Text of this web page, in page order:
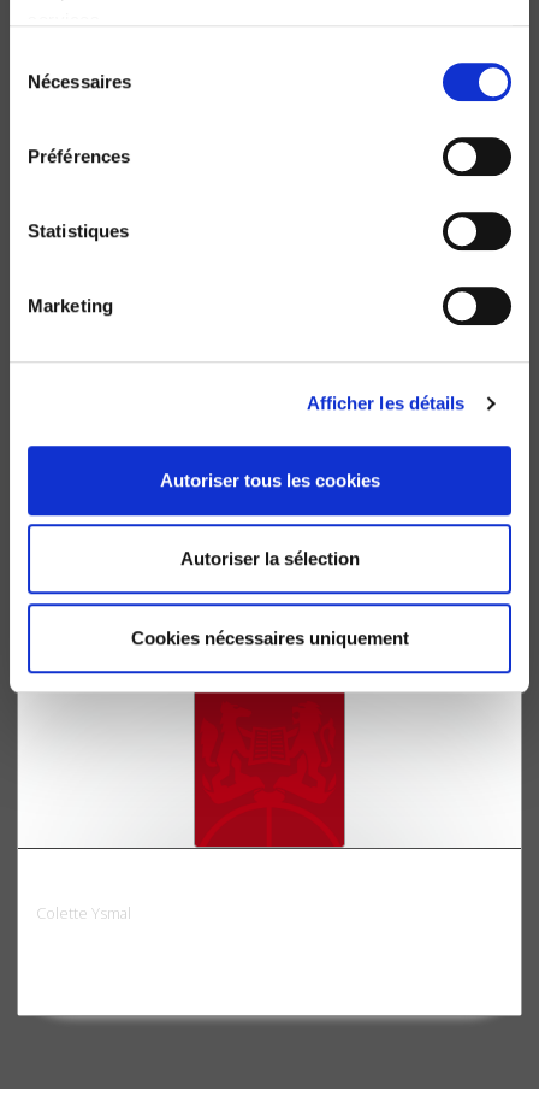
Nécessaires
Préférences
Statistiques
Marketing
Afficher les détails
Autoriser tous les cookies
Autoriser la sélection
Cookies nécessaires uniquement
Defferre parle
Colette Ysmal